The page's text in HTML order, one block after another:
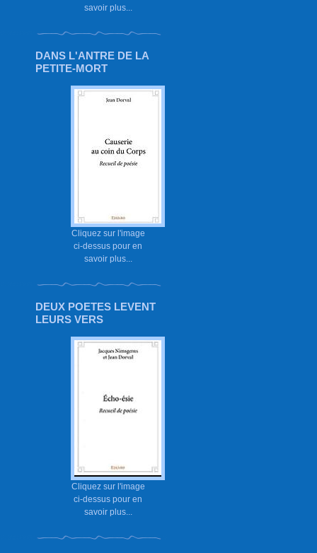
savoir plus...
DANS L'ANTRE DE LA
PETITE-MORT
Cliquez sur l'image
ci-dessus pour en
savoir plus...
DEUX POETES LEVENT
LEURS VERS
Cliquez sur l'image
ci-dessus pour en
savoir plus...